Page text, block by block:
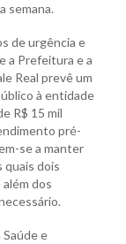
semana.
de urgência e
a Prefeitura e a
Real prevê um
à entidade
R$ 15 mil
pré-
se a manter
quais dois
dos
e